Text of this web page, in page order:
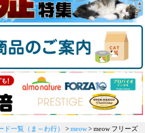
ド一覧（ま～わ行） > meow> meow フリーズ